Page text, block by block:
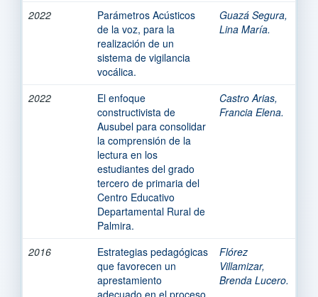
2022
Parámetros Acústicos
de la voz, para la
realización de un
sistema de vigilancia
vocálica.
Guazá Segura,
Lina María.
2022
El enfoque
constructivista de
Ausubel para consolidar
la comprensión de la
lectura en los
estudiantes del grado
tercero de primaria del
Centro Educativo
Departamental Rural de
Palmira.
Castro Arias,
Francia Elena.
2016
Estrategias pedagógicas
que favorecen un
aprestamiento
adecuado en el proceso
Flórez
Villamizar,
Brenda Lucero.